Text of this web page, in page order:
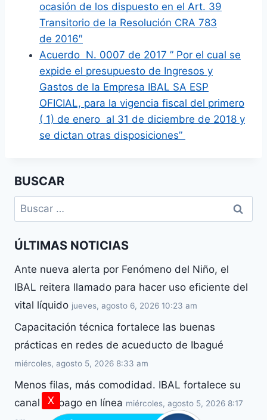
ocasión de los dispuesto en el Art. 39
Transitorio de la Resolución CRA 783
de 2016″
Acuerdo N. 0007 de 2017 ” Por el cual se
expide el presupuesto de Ingresos y
Gastos de la Empresa IBAL SA ESP
OFICIAL, para la vigencia fiscal del primero
( 1) de enero al 31 de diciembre de 2018 y
se dictan otras disposiciones”
BUSCAR
ÚLTIMAS NOTICIAS
Ante nueva alerta por Fenómeno del Niño, el
IBAL reitera llamado para hacer uso eficiente del
vital líquido jueves, agosto 6, 2026 10:23 am
Capacitación técnica fortalece las buenas
prácticas en redes de acueducto de Ibagué
miércoles, agosto 5, 2026 8:33 am
Menos filas, más comodidad. IBAL fortalece su
canal de pago en línea miércoles, agosto 5, 2026 8:17
X